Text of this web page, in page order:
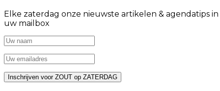
Elke zaterdag onze nieuwste artikelen & agendatips in
uw mailbox